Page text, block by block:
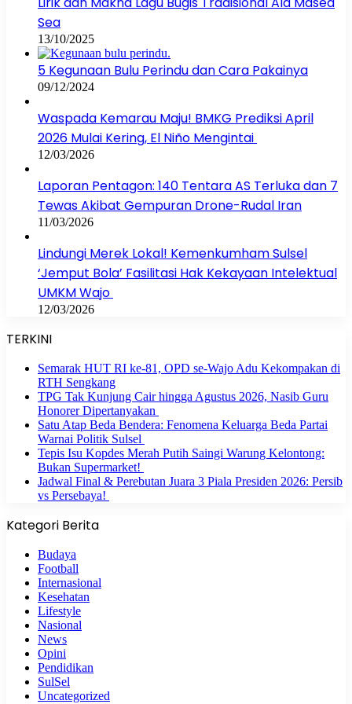
Sea
13/10/2025
5 Kegunaan Bulu Perindu dan Cara Pakainya
09/12/2024
Waspada Kemarau Maju! BMKG Prediksi April
2026 Mulai Kering, El Niño Mengintai
12/03/2026
Laporan Pentagon: 140 Tentara AS Terluka dan 7
Tewas Akibat Gempuran Drone-Rudal Iran
11/03/2026
Lindungi Merek Lokal! Kemenkumham Sulsel
‘Jemput Bola’ Fasilitasi Hak Kekayaan Intelektual
UMKM Wajo
12/03/2026
TERKINI
Semarak HUT RI ke-81, OPD se-Wajo Adu Kekompakan di
RTH Sengkang
TPG Tak Kunjung Cair hingga Agustus 2026, Nasib Guru
Honorer Dipertanyakan
Satu Atap Beda Bendera: Fenomena Keluarga Beda Partai
Warnai Politik Sulsel
Tepis Isu Kopdes Merah Putih Saingi Warung Kelontong:
Bukan Supermarket!
Jadwal Final & Perebutan Juara 3 Piala Presiden 2026: Persib
vs Persebaya!
Kategori Berita
Budaya
Football
Internasional
Kesehatan
Lifestyle
Nasional
News
Opini
Pendidikan
SulSel
Uncategorized